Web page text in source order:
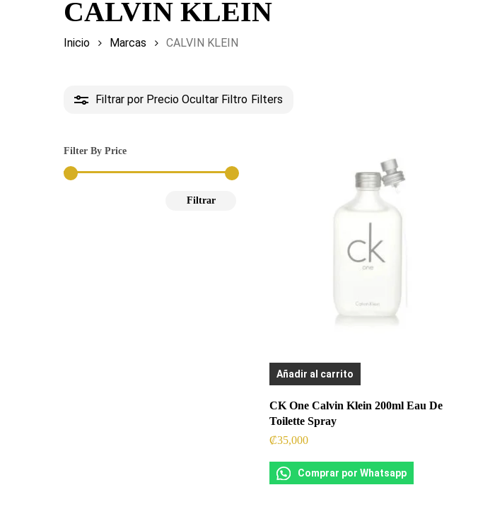
CALVIN KLEIN
Inicio Marcas CALVIN KLEIN
Filtrar por Precio Ocultar Filtro Filters
Filter By Price
Filtrar
Añadir al carrito
CK One Calvin Klein 200ml Eau De
Toilette Spray
₡35,000
Comprar por Whatsapp